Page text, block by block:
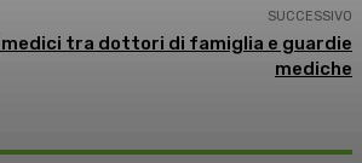
SUCCESSIVO
tra dottori di famiglia e guardie
mediche